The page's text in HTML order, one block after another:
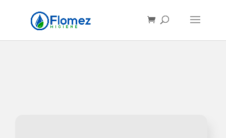
productos